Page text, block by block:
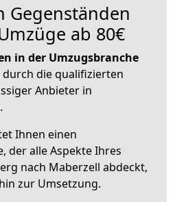
Gegenständen
ab 80€
in der Umzugsbranche
die qualifizierten
Anbieter in
Ihnen einen
der alle Aspekte Ihres
nach Maberzell abdeckt,
zur Umsetzung.